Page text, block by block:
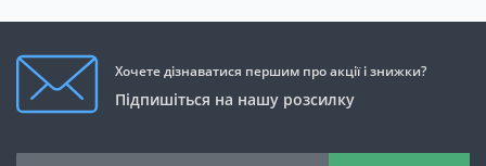
Хочете дізнаватися першим про акції і знижки?
Підпишіться на нашу розсилку